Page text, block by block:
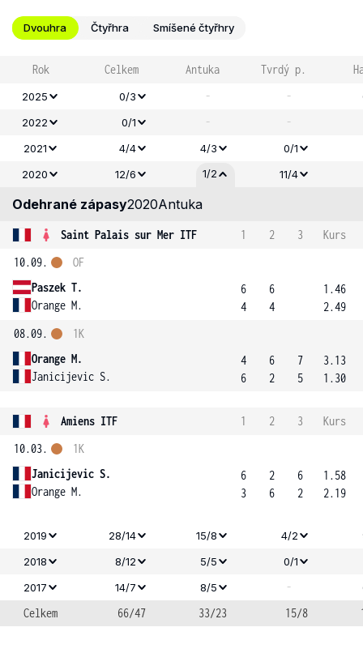
Dvouhra Čtyřhra Smíšené čtyřhry
Rok Celkem Antuka Tvrdý p.
2025 0/3 - -
2022
0/1 - -
2021 4/4 4/3
0/1
2020
12/6 1/2 11/4
Odehrané zápasy2020Antuka
Saint Palais sur Mer ITF 1 2 3
Kurs
10.09.
Paszek T.
Orange M.
OF
6
4
6
4
1.46
2.49
08.09.
Orange M.
Janicijevic S.
1K
4
6
6
2
7
5
3.13
1.30
Amiens ITF 1 2 3
Kurs
10.03.
Janicijevic S.
Orange M.
1K
6
3
2
6
6
2
1.58
2.19
2019 28/14 15/8 4/2
2018
8/12 5/5 0/1
2017
14/7 8/5 -
Celkem 66/47 33/23 15/8